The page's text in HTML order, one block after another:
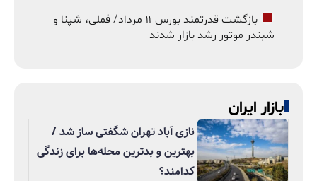
بازگشت قدرتمند بورس ۱۱ مرداد/ فملی، شپنا و
شبندر موتور رشد بازار شدند
بازار ایران
نازی آباد تهران شگفتی ساز شد /
بهترین و بدترین محله‌ها برای زندگی
کدامند؟